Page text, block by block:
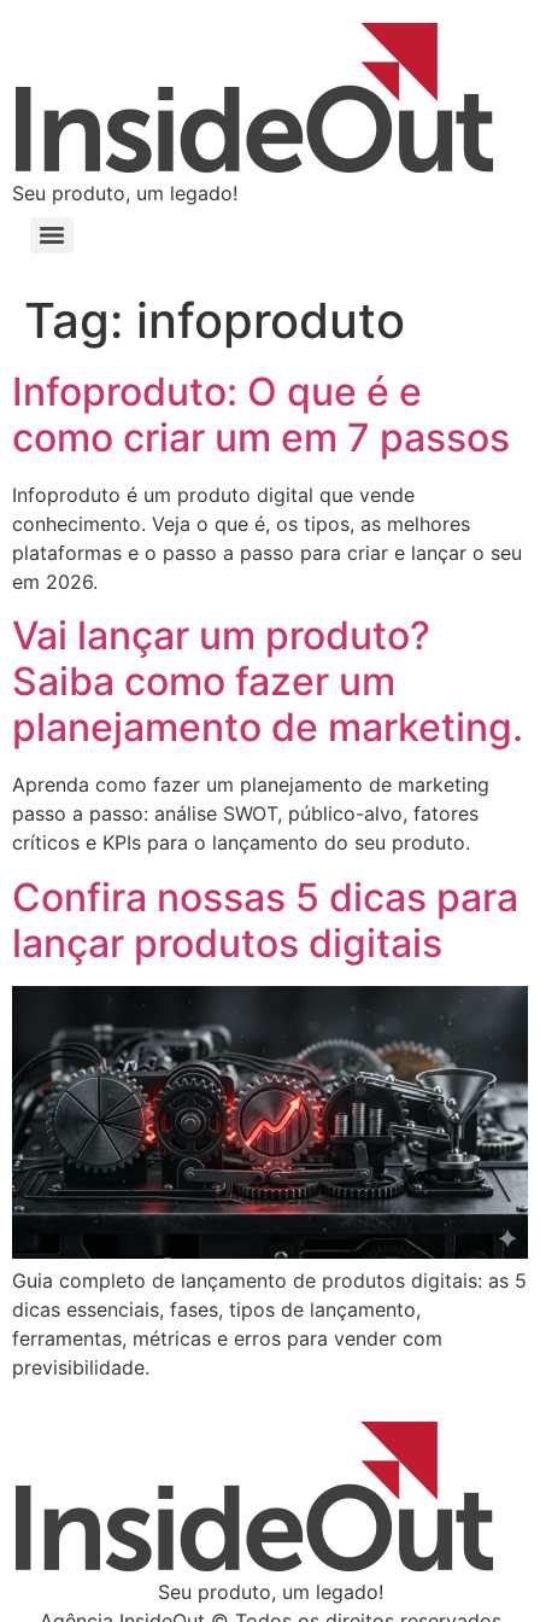
Seu produto, um legado!
Tag: infoproduto
Infoproduto: O que é e
como criar um em 7 passos
Infoproduto é um produto digital que vende
conhecimento. Veja o que é, os tipos, as melhores
plataformas e o passo a passo para criar e lançar o seu
em 2026.
Vai lançar um produto?
Saiba como fazer um
planejamento de marketing.
Aprenda como fazer um planejamento de marketing
passo a passo: análise SWOT, público-alvo, fatores
críticos e KPIs para o lançamento do seu produto.
Confira nossas 5 dicas para
lançar produtos digitais
Guia completo de lançamento de produtos digitais: as 5
dicas essenciais, fases, tipos de lançamento,
ferramentas, métricas e erros para vender com
previsibilidade.
Seu produto, um legado!